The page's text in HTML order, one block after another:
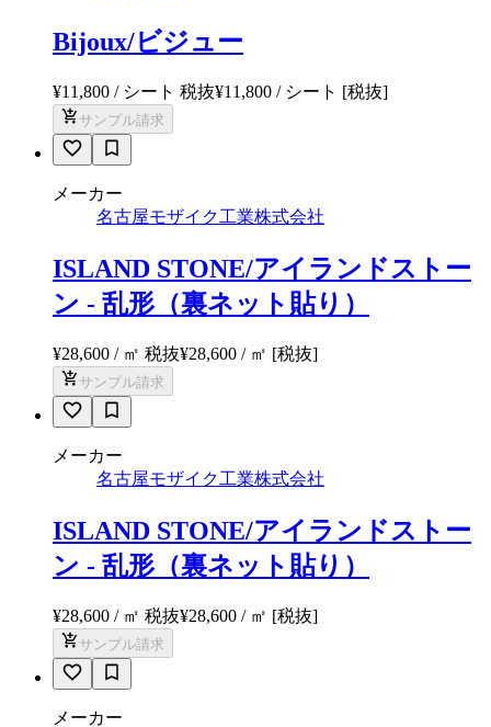
Bijoux/ビジュー
¥11,800 / シート 税抜¥11,800 / シート [税抜]
サンプル請求
メーカー
名古屋モザイク工業株式会社
ISLAND STONE/アイランドストー
ン - 乱形（裏ネット貼り）
¥28,600 / ㎡ 税抜¥28,600 / ㎡ [税抜]
サンプル請求
メーカー
名古屋モザイク工業株式会社
ISLAND STONE/アイランドストー
ン - 乱形（裏ネット貼り）
¥28,600 / ㎡ 税抜¥28,600 / ㎡ [税抜]
サンプル請求
メーカー